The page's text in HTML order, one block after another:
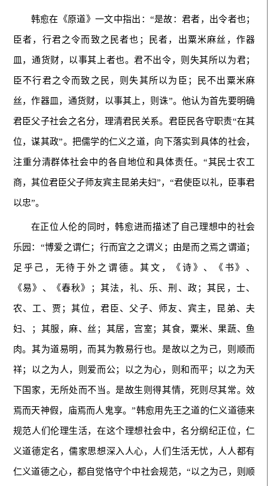
韩愈在《原道》一文中指出：“是故：君者，出令者也；
臣者，行君之令而致之民者也；民者，出粟米麻丝，作器
皿，通货财，以事其上者也。君不出令，则失其所以为君；
臣不行君之令而致之民，则失其所以为臣；民不出粟米麻
丝，作器皿，通货财，以事其上，则诛”。他认为首先要明确
君臣父子社会之名分，理清君民关系。君臣民各守职责“在其
位，谋其政”。把儒学的仁义之道，向下落实到具体的社会，
注重分清群体社会中的各自地位和具体责任。“其民士农工
商，其位君臣父子师友宾主昆弟夫妇”，“君使臣以礼，臣事君
以忠”。
在正位人伦的同时，韩愈进而描述了自己理想中的社会
乐园：“博爱之谓仁；行而宜之之谓义；由是而之焉之谓道；
足乎己，无待于外之谓德。其文，《诗》、《书》、
《易》、《春秋》；其法，礼、乐、刑、政；其民，士、
农、工、贾；其位，君臣、父子、师友、宾主，昆弟、夫
妇、；其服，麻、丝；其居，宫室；其食，粟米、果蔬、鱼
肉。其为道易明，而其为教易行也。是故以之为己，则顺而
祥；以之为人，则爱而公；以之为心，则和而平；以之为天
下国家，无所处而不当。是故生则得其情，死则尽其常。效
焉而天神假，庙焉而人鬼享。”韩愈用先王之道的仁义道德来
规范人们伦理生活，在这个理想社会中，名分纲纪正位，仁
义道德定名，儒家思想深入人心，人们生活无忧，人人都有
仁义道德之心，都自觉恪守个中社会规范，“以之为己，则顺